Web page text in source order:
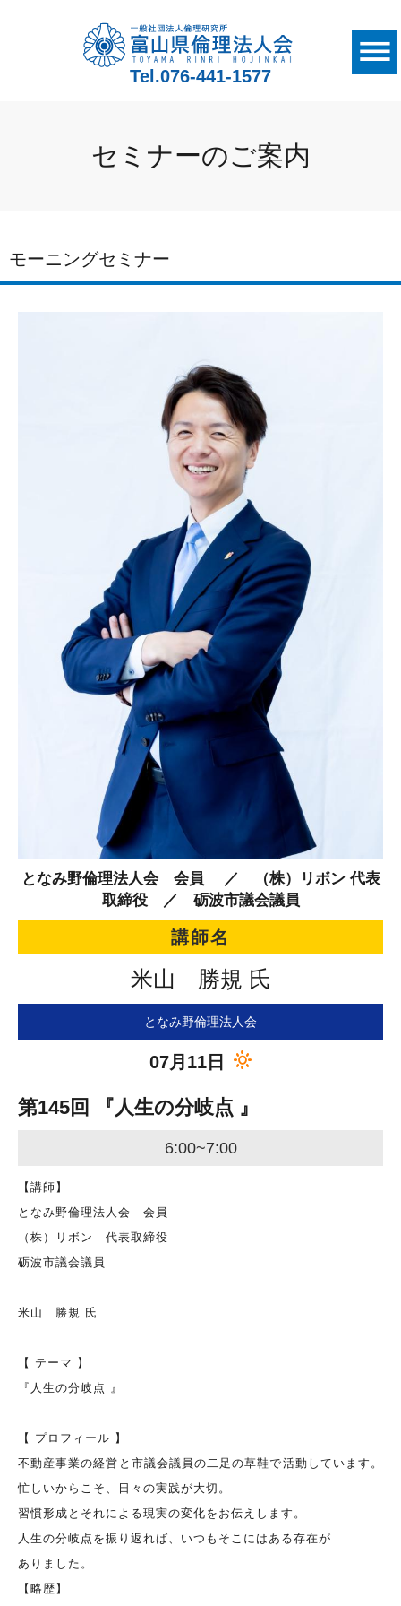
Tel.076-441-1577
セミナーのご案内
モーニングセミナー
となみ野倫理法人会 会員 ／ （株）リボン 代表
取締役 ／ 砺波市議会議員
講師名
米山 勝規 氏
となみ野倫理法人会
07月11日
第145回 『人生の分岐点 』
6:00~7:00
【講師】
となみ野倫理法人会 会員
（株）リボン 代表取締役
砺波市議会議員
米山 勝規 氏
【 テーマ 】
『人生の分岐点 』
【 プロフィール 】
不動産事業の経営と市議会議員の二足の草鞋で活動しています。
忙しいからこそ、日々の実践が大切。
習慣形成とそれによる現実の変化をお伝えします。
人生の分岐点を振り返れば、いつもそこにはある存在が
ありました。
【略歴】